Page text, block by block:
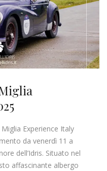
Experience Italy
da venerdì 11 a
dell’Idris. Situato nel
affascinante albergo